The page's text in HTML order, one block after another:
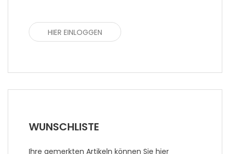
HIER EINLOGGEN
WUNSCHLISTE
Ihre gemerkten Artikeln können Sie hier